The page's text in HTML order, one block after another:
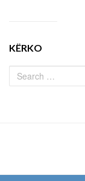
KËRKO